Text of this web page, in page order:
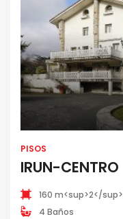
PISOS
IRUN-CENTRO
160 m<sup>2</sup>
4 Baños